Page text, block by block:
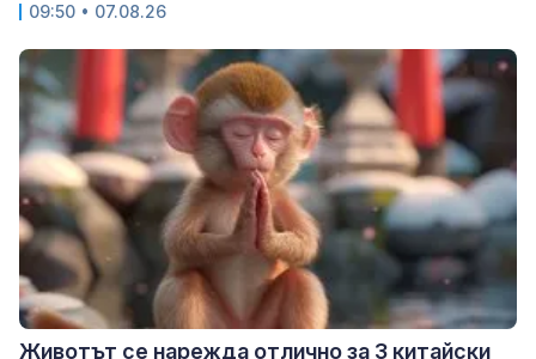
09:50 • 07.08.26
Животът се нарежда отлично за 3 китайски